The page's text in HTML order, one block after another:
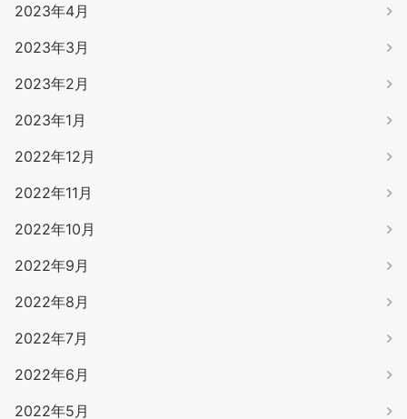
2023年4月
2023年3月
2023年2月
2023年1月
2022年12月
2022年11月
2022年10月
2022年9月
2022年8月
2022年7月
2022年6月
2022年5月